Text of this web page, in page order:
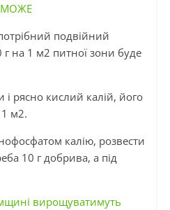
подвійний
г на 1 м2 питної зони буде
рясно кислий калій, його
1 м2.
калію, розвести
10 г добрива, а під
вирощуватимуть